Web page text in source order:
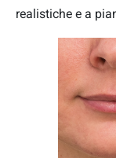
realistiche e a